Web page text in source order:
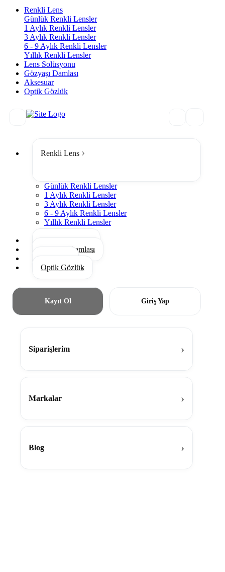
Renkli Lens
Günlük Renkli Lensler
1 Aylık Renkli Lensler
3 Aylık Renkli Lensler
6 - 9 Aylık Renkli Lensler
Yıllık Renkli Lensler
Lens Solüsyonu
Gözyaşı Damlası
Aksesuar
Optik Gözlük
Renkli Lens
Günlük Renkli Lensler
1 Aylık Renkli Lensler
3 Aylık Renkli Lensler
6 - 9 Aylık Renkli Lensler
Yıllık Renkli Lensler
Gözyaşı Damlası
Optik Gözlük
Kayıt Ol Giriş Yap
Siparişlerim
Markalar
Blog